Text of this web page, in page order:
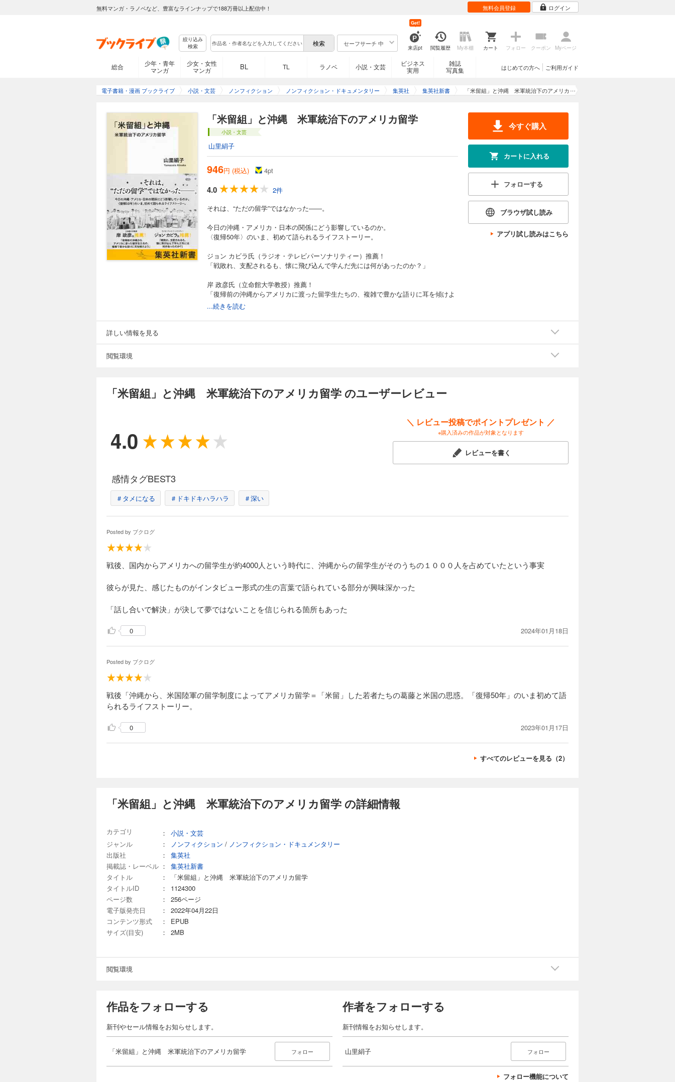
無料マンガ・ラノベなど、豊富なラインナップで188万冊以上配信中！ 無料会員登録 ログイン
絞り込み
検索
セーフサーチ 中
来店pt
Get!
閲覧履歴 My本棚 カート フォロー クーポン Myページ
総合
少年・青年
マンガ
少女・女性
マンガ
BL TL ラノベ 小説・文芸
ビジネス
実用
雑誌
写真集
ご利用ガイド
はじめての方へ
電子書籍・漫画 ブックライブ 小説・文芸 ノンフィクション ノンフィクション・ドキュメンタリー 集英社 集英社新書
「米留組」と沖縄 米軍統治下のアメリカ
「米留組」と沖縄 米軍統治下のアメリカ留学
小説・文芸
山里絹子
946円 (税込) 4pt
4.0
2件
それは、“ただの留学”ではなかった――。
今日の沖縄・アメリカ・日本の関係にどう影響しているのか。
〈復帰50年〉のいま、初めて語られるライフストーリー。
ジョン カビラ氏（ラジオ・テレビパーソナリティー）推薦！
「戦敗れ、支配されるも、懐に飛び込んで学んだ先には何があったのか？」
岸 政彦氏（立命館大学教授）推薦！
「復帰前の沖縄からアメリカに渡った留学生たちの、複雑で豊かな語りに耳を傾けよ
う」
*****
メリカ留学＝「米留」した1000人余りの若者たち、「米留組」がいた。
「本土復帰」50年を経て、初めて明らかになる当時の米国の思惑や「米留組」の葛
...続きを読む
今すぐ購入
カートに入れる
フォローする
ブラウザ試し読み
アプリ試し読みはこちら
詳しい情報を見る
閲覧環境
「米留組」と沖縄 米軍統治下のアメリカ留学 のユーザーレビュー
4.0
＼ レビュー投稿でポイントプレゼント ／
※購入済みの作品が対象となります
レビューを書く
感情タグBEST3
＃タメになる ＃ドキドキハラハラ ＃深い
Posted by ブクログ
戦後、国内からアメリカへの留学生が約4000人という時代に、沖縄からの留学生がそのうちの１０００人を占めていたという事実
彼らが見た、感じたものがインタビュー形式の生の言葉で語られている部分が興味深かった
「話し合いで解決」が決して夢ではないことを信じられる箇所もあった
0 2024年01月18日
Posted by ブクログ
戦後「沖縄から、米国陸軍の留学制度によってアメリカ留学＝「米留」した若者たちの葛藤と米国の思惑。「復帰50年」のいま初めて語
られるライフストーリー。
0 2023年01月17日
すべてのレビューを見る（2）
「米留組」と沖縄 米軍統治下のアメリカ留学 の詳細情報
カテゴリ ：
小説・文芸
ジャンル
： ノンフィクション / ノンフィクション・ドキュメンタリー
出版社
：
集英社
掲載誌・レーベル ：
集英社新書
タイトル
：
「米留組」と沖縄 米軍統治下のアメリカ留学
タイトルID
：
1124300
ページ数
：
256ページ
電子版発売日
：
2022年04月22日
コンテンツ形式
：
EPUB
サイズ(目安)
： 2MB
閲覧環境
作品をフォローする
新刊やセール情報をお知らせします。
「米留組」と沖縄 米軍統治下のアメリカ留学 フォロー
作者をフォローする
新刊情報をお知らせします。
山里絹子 フォロー
フォロー機能について